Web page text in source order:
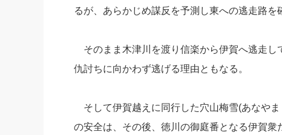
るが、あらかじめ謀反を予測し東への逃走路を
そのまま木津川を渡り信楽から伊賀へ逃走し
仇討ちに向かわず逃げる理由ともなる。
そして伊賀越えに同行した穴山梅雪(あなや
の安全は、その後、徳川の御庭番となる伊賀衆